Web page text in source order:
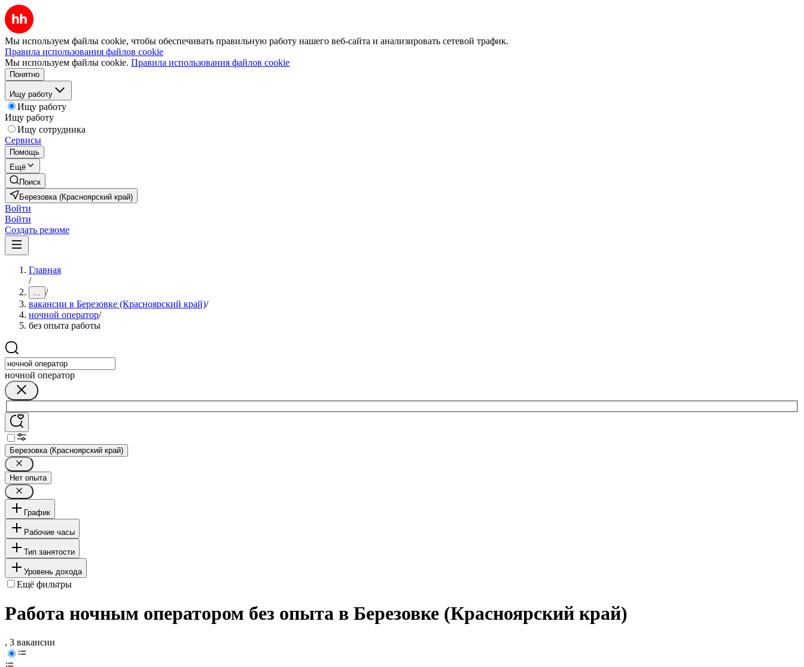
Мы используем файлы cookie, чтобы обеспечивать правильную работу нашего веб-сайта и анализировать сетевой трафик.
Правила использования файлов cookie
Мы используем файлы cookie. Правила использования файлов cookie
Понятно
Ищу работу
Ищу работу
Ищу работу
Ищу сотрудника
Сервисы
Помощь
Ещё
Поиск
Березовка (Красноярский край)
Войти
Войти
Создать резюме
Главная
/
... /
вакансии в Березовке (Красноярский край)/
ночной оператор/
без опыта работы
ночной оператор
Березовка (Красноярский край)
Нет опыта
График
Рабочие часы
Тип занятости
Уровень дохода
Ещё фильтры
Работа ночным оператором без опыта в Березовке (Красноярский край)
, 3 вакансии